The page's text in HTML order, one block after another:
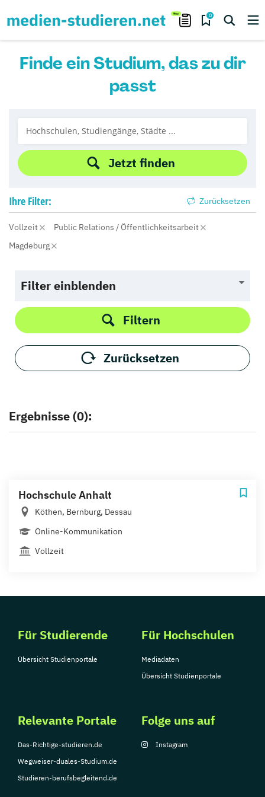
0
Finde ein Studium, das zu dir
passt
Jetzt finden
Ihre Filter: Zurücksetzen
Vollzeit
Public Relations / Öffentlichkeitsarbeit
Magdeburg
Filter einblenden
Filtern
Zurücksetzen
Ergebnisse (0):
Hochschule Anhalt
Köthen, Bernburg, Dessau
Online-Kommunikation
Vollzeit
Für Studierende
Übersicht Studienportale
Für Hochschulen
Mediadaten
Übersicht Studienportale
Relevante Portale
Das-Richtige-studieren.de
Wegweiser-duales-Studium.de
Studieren-berufsbegleitend.de
Folge uns auf
Instagram